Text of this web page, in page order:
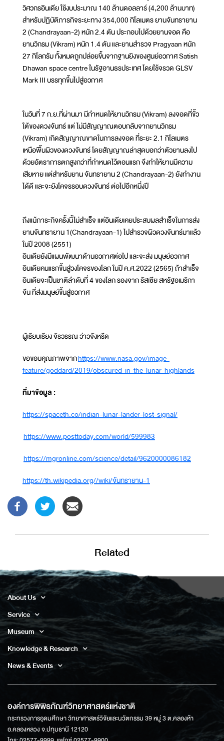
วิศวกรอินเดีย ใช้งบประมาณ 140 ล้านดอลลาร์ (4,200 ล้านบาท)
สำหรับปฏิบัติภารกิจระยะทาง 354,000 กิโลเมตร ยานจันทรายาน
2 (Chandrayaan-2) หนัก 2.4 ตัน ประกอบไปด้วยยานจอด คือ
ยานวิกรม (Vikram) หนัก 1.4 ตัน และยานสำรวจ Pragyaan หนัก
27 กิโลกรัม ทั้งหมดถูกปล่อยขึ้นจากฐานยิงของศูนย์อวกาศ Satish
Dhawan space centre ในรัฐอานธรประเทศ โดยใช้จรวด GLSV
Mark III บรรทุกขึ้นไปสู่อวกาศ
ในวันที่ 7 ก.ย.ที่ผ่านมา มีกำหนดให้ยานวิกรม (Vikram) ลงจอดที่ขั้ว
ใต้ของดวงจันทร์ แต่ ไม่มีสัญญาณตอบกลับจากยานวิกรม
(Vikram) เกิดสัญญาณขาดในการลงจอด ที่ระยะ 2.1 กิโลเมตร
เหนือพื้นผิวของดวงจันทร์ โดยสัญญาณล่าสุดบอกว่าตัวยานลงไป
ด้วยอัตราการตกสูงกว่าที่กำหนดไว้ตอนแรก จึงทำให้ยานมีความ
เสียหาย แต่สำหรับยาน จันทรายาน 2 (Chandrayaan-2) ยังทำงาน
ได้ดี และจะยังโคจรรอบดวงจันทร์ ต่อไปอีกหนึ่งปี
ถึงแม้ภาระกิจครั้งนี้ไม่สำเร็จ แต่อินเดียเคยประสบผลสำเร็จในการส่ง
ยานจันทรายาน 1(Chandrayaan-1) ไปสำรวจผิวดวงจันทร์มาแล้ว
ในปี 2008 (2551)
อินเดียยังมีแผนพัฒนาด้านอวกาศต่อไป และจะส่ง มนุษย์อวกาศ
อินเดียคนแรกขึ้นสู่วงโคจรของโลก ในปี ค.ศ.2022 (2565) ถ้าสำเร็จ
อินเดียจะเป็นชาติลำดับที่ 4 ของโลก รองจาก รัสเซีย สหรัฐอเมริกา
จีน ที่ส่งมนุษย์ขึ้นสู่อวกาศ
ผู้เรียบเรียง จิรวรรณ ว่าวจังหรีด
ขอขอบคุณภาพจากhttps://www.nasa.gov/image-
feature/goddard/2019/obscured-in-the-lunar-highlands
ที่มาข้อมูล :
https://spaceth.co/indian-lunar-lander-lost-signal/
https://www.posttoday.com/world/599983
https://mgronline.com/science/detail/9620000086182
https://th.wikipedia.org//wiki/จันทรายาน-1
Related
About Us
Service
Museum
Knowledge & Research
News & Events
องค์การพิพิธภัณฑ์วิทยาศาสตร์แห่งชาติ
กระทรวงการอุดมศึกษา วิทยาศาสตร์วิจัยและนวัตกรรม 39 หมู่ 3 ต.คลองห้า
อ.คลองหลวง จ.ปทุมธานี 12120